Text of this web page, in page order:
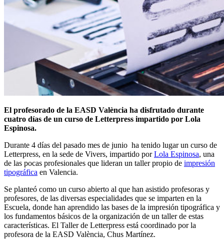
El profesorado de la EASD València ha disfrutado durante
cuatro días de un curso de Letterpress impartido por Lola
Espinosa.
Durante 4 días del pasado mes de junio ha tenido lugar un curso de
Letterpress, en la sede de Vivers, impartido porLola Espinosa, una
de las pocas profesionales que lideran un taller propio de impresión
tipográfica en Valencia.
Se planteó como un curso abierto al que han asistido profesoras y
profesores, de las diversas especialidades que se imparten en la
Escuela, donde han aprendido las bases de la impresión tipográfica y
los fundamentos básicos de la organización de un taller de estas
características. El Taller de Letterpress está coordinado por la
profesora de la EASD València, Chus Martínez.